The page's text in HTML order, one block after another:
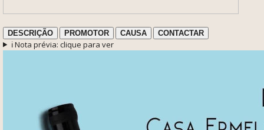
DESCRIÇÃO PROMOTOR CAUSA CONTACTAR
ℹ️ Nota prévia: clique para ver